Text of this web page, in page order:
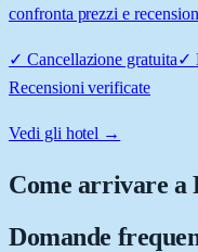
confronta prezzi e
✓ Cancellazione gratuita✓
Recensioni verificate
Vedi gli hotel →
Come arrivare a
Domande